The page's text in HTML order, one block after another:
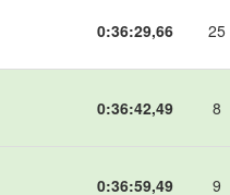
0:36:29,66 25
0:36:42,49 8
0:36:59,49 9